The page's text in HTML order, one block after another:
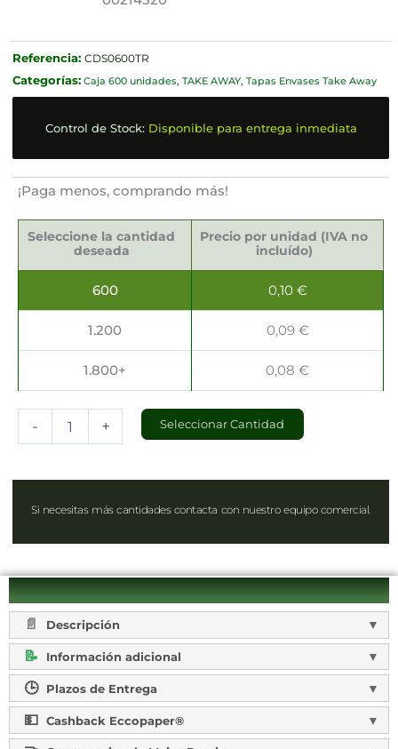
Referencia: CDS0600TR
Categorías: Caja 600 unidades, TAKE AWAY, Tapas Envases Take Away
Control de Stock: Disponible para entrega inmediata
¡Paga menos, comprando más!
Seleccione la cantidad
deseada
Precio por unidad (IVA no
incluído)
600 0,10 €
1.200 0,09 €
1.800+ 0,08€
-
para
+ Seleccionar Cantidad
Si necesitas más cantidades contacta con nuestro equipo comercial.
Descripción
Información adicional
Plazos de Entrega
Cashback Eccopaper®